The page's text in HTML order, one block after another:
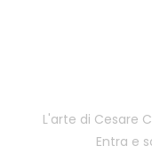
L'arte di Cesare
Entra e